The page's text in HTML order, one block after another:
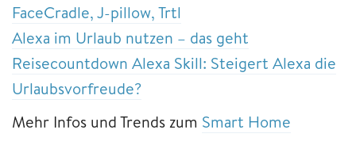
FaceCradle, J-pillow, Trtl
Alexa im Urlaub nutzen – das geht
Reisecountdown Alexa Skill: Steigert Alexa die
Urlaubsvorfreude?
Mehr Infos und Trends zum Smart Home